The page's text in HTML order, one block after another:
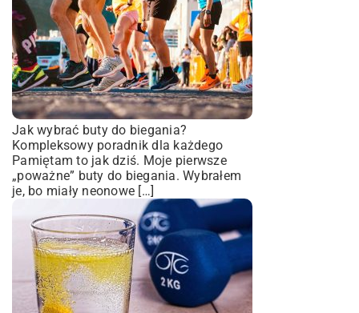
Jak wybrać buty do biegania?
Kompleksowy poradnik dla każdego
Pamiętam to jak dziś. Moje pierwsze
„poważne” buty do biegania. Wybrałem
je, bo miały neonowe […]